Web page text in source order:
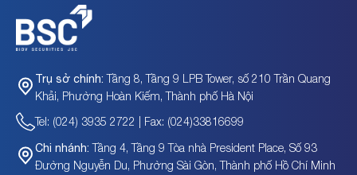
Trụ sở chính: Tầng 8, Tầng 9 LPB Tower, số 210 Trần Quang
Khải, Phường Hoàn Kiếm, Thành phố Hà Nội
Tel: (024) 3935 2722 | Fax: (024)33816699
Chi nhánh: Tầng 4, Tầng 9 Tòa nhà President Place, Số 93
Đường Nguyễn Du, Phường Sài Gòn, Thành phố Hồ Chí Minh